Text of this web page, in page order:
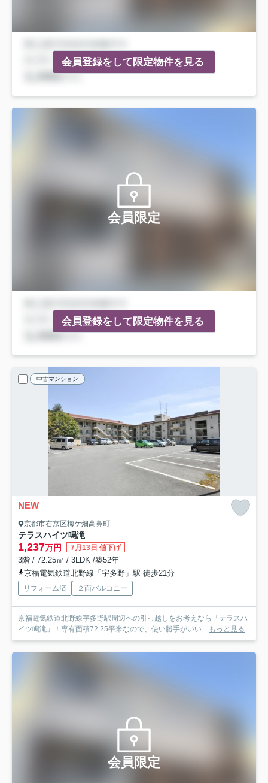
会員登録をして限定物件を見る
会員限定
会員登録をして限定物件を見る
中古マンション
NEW
京都市右京区梅ケ畑高鼻町
テラスハイツ鳴滝
1,237万円 7月13日 値下げ
3階 / 72.25㎡ / 3LDK /築52年
京福電気鉄道北野線「宇多野」駅 徒歩21分
リフォーム済 ２面バルコニー
京福電気鉄道北野線宇多野駅周辺への引っ越しをお考えなら「テラスハ
イツ鳴滝」！専有面積72.25平米なので、使い勝手がいい... もっと見る
会員限定